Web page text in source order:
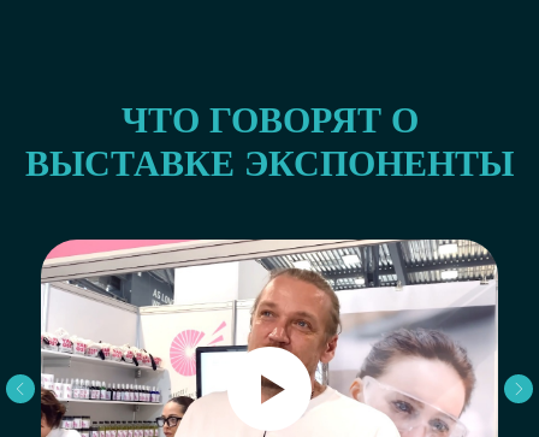
ЧТО ГОВОРЯТ О
ВЫСТАВКЕ ЭКСПОНЕНТЫ